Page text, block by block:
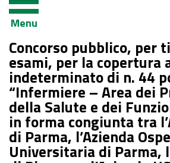
Concorso pubblico, per titoli ed esami,
tempo indeterminato di n. 44 posti di
Professionisti della Salute e dei
congiunta tra l’Azienda USL di Parma,
Universitaria di Parma, l’Azienda USL di
USL di Reggio Emilia, l’Azienda USL di
Ospedaliero-Universitaria di Modena
Menu
Concorso pubblico, per
esami, per la copertura
indeterminato di n. 44
“Infermiere – Area dei
della Salute e dei
in forma congiunta tra
di Parma, l’Azienda
Universitaria di Parma,